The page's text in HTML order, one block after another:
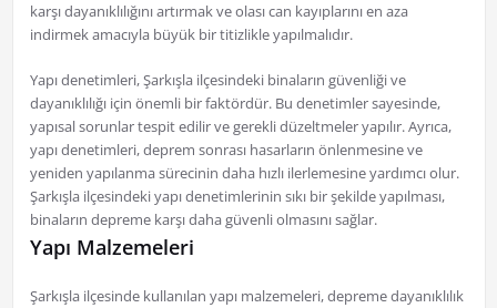
karşı dayanıklılığını artırmak ve olası can kayıplarını en aza
indirmek amacıyla büyük bir titizlikle yapılmalıdır.
Yapı denetimleri, Şarkışla ilçesindeki binaların güvenliği ve
dayanıklılığı için önemli bir faktördür. Bu denetimler sayesinde,
yapısal sorunlar tespit edilir ve gerekli düzeltmeler yapılır. Ayrıca,
yapı denetimleri, deprem sonrası hasarların önlenmesine ve
yeniden yapılanma sürecinin daha hızlı ilerlemesine yardımcı olur.
Şarkışla ilçesindeki yapı denetimlerinin sıkı bir şekilde yapılması,
binaların depreme karşı daha güvenli olmasını sağlar.
Yapı Malzemeleri
Şarkışla ilçesinde kullanılan yapı malzemeleri, depreme dayanıklılık